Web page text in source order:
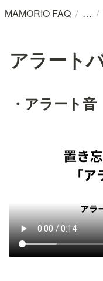
MAMORIO FAQ / /
アラート
・アラート音